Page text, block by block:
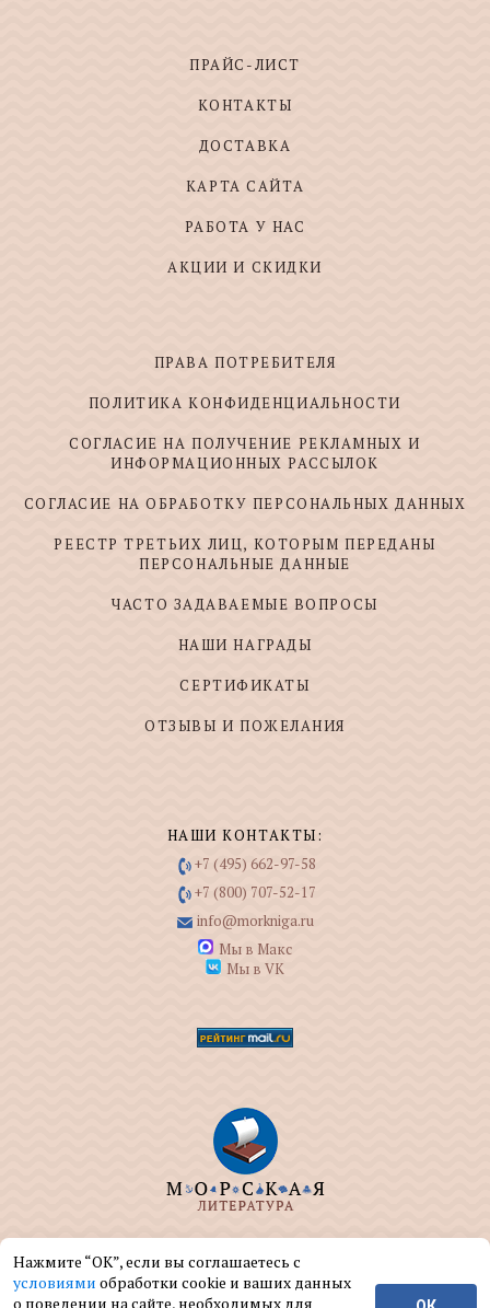
ПРАЙС-ЛИСТ
КОНТАКТЫ
ДОСТАВКА
КАРТА САЙТА
РАБОТА У НАС
АКЦИИ И СКИДКИ
ПРАВА ПОТРЕБИТЕЛЯ
ПОЛИТИКА КОНФИДЕНЦИАЛЬНОСТИ
СОГЛАСИЕ НА ПОЛУЧЕНИЕ РЕКЛАМНЫХ И
ИНФОРМАЦИОННЫХ РАССЫЛОК
СОГЛАСИЕ НА ОБРАБОТКУ ПЕРСОНАЛЬНЫХ ДАННЫХ
РЕЕСТР ТРЕТЬИХ ЛИЦ, КОТОРЫМ ПЕРЕДАНЫ
ПЕРСОНАЛЬНЫЕ ДАННЫЕ
ЧАСТО ЗАДАВАЕМЫЕ ВОПРОСЫ
НАШИ НАГРАДЫ
СЕРТИФИКАТЫ
ОТЗЫВЫ И ПОЖЕЛАНИЯ
НАШИ КОНТАКТЫ:
+7 (495) 662-97-58
+7 (800) 707-52-17
info@morkniga.ru
Мы в Макс
Мы в VK
ООО "МОРКНИГА" занимается изданием и
реализацией книг на морскую тематику.
Нажмите “ОК”, если вы соглашаетесь с
условиями обработки cookie и ваших данных
о поведении на сайте, необходимых для